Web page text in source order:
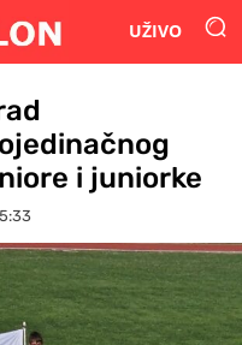
UŽIVO
i juniorke